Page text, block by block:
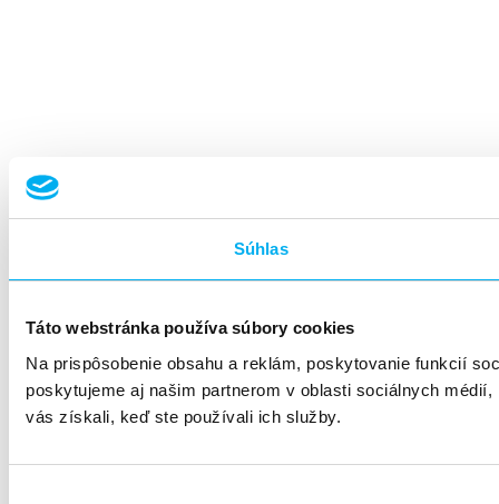
Súhlas
Táto webstránka používa súbory cookies
Na prispôsobenie obsahu a reklám, poskytovanie funkcií
poskytujeme aj našim partnerom v oblasti sociálnych
vás získali, keď ste používali ich služby.